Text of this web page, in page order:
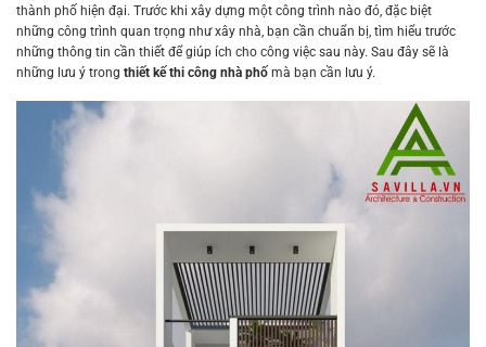
thành phố hiện đại. Trước khi xây dựng một công trình nào đó, đặc biệt
những công trình quan trọng như xây nhà, bạn cần chuẩn bị, tìm hiểu trước
những thông tin cần thiết để giúp ích cho công việc sau này. Sau đây sẽ là
những lưu ý trong thiết kế thi công nhà phố mà bạn cần lưu ý.